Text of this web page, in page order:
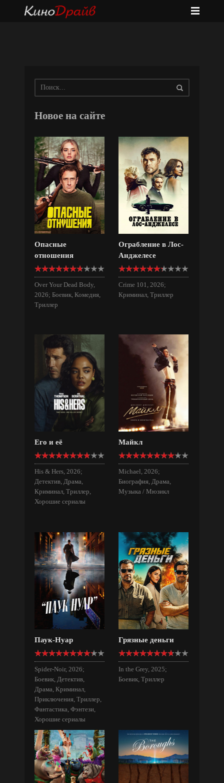
Новое на сайте
Опасные
отношения
Over Your Dead Body,
2026; Боевик, Комедия,
Триллер
Ограбление в Лос-
Анджелесе
Crime 101, 2026;
Криминал, Триллер
Его и её
His & Hers, 2026;
Детектив, Драма,
Криминал, Триллер,
Хорошие сериалы
Майкл
Michael, 2026;
Биография, Драма,
Музыка / Мюзикл
Паук-Нуар
Spider-Noir, 2026;
Боевик, Детектив,
Драма, Криминал,
Приключения, Триллер,
Фантастика, Фэнтези,
Хорошие сериалы
Грязные деньги
In the Grey, 2025;
Боевик, Триллер